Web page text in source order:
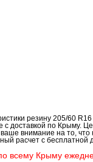
резину 205/60
с доставкой по Крыму.
внимание на то,
расчет с бесплатной
всему Крыму